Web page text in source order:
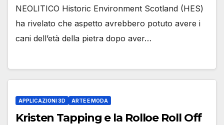
NEOLITICO Historic Environment Scotland (HES)
ha rivelato che aspetto avrebbero potuto avere i
cani dell’età della pietra dopo aver…
APPLICAZIONI 3D ARTE E MODA
Kristen Tapping e la Rolloe Roll Off